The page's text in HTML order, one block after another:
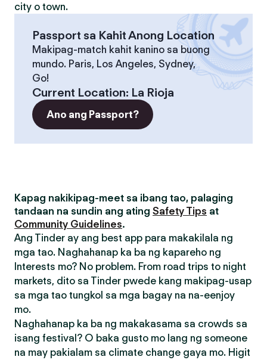
city o town.
Passport sa Kahit Anong Location
Makipag-match kahit kanino sa buong
mundo. Paris, Los Angeles, Sydney,
Go!
Current Location: La Rioja
Ano ang Passport?
Kapag nakikipag-meet sa ibang tao, palaging
tandaan na sundin ang ating Safety Tips at
Community Guidelines.
Ang Tinder ay ang best app para makakilala ng
mga tao. Naghahanap ka ba ng kapareho ng
Interests mo? No problem. From road trips to night
markets, dito sa Tinder pwede kang makipag-usap
sa mga tao tungkol sa mga bagay na na-eenjoy
mo.
Naghahanap ka ba ng makakasama sa crowds sa
isang festival? O baka gusto mo lang ng someone
na may pakialam sa climate change gaya mo. Higit